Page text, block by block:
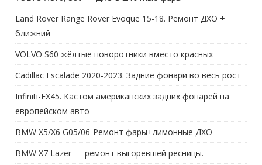
Land Rover Range Rover Evoque 15-18. Ремонт ДХО +
ближний
VOLVO S60 жёлтые поворотники вместо красных
Cadillac Escalade 2020-2023. Задние фонари во весь рост
Infiniti-FX45. Кастом американских задних фонарей на
европейском авто
BMW X5/X6 G05/06-Ремонт фары+лимонные ДХО
BMW X7 Lazer — ремонт выгоревшей ресницы.